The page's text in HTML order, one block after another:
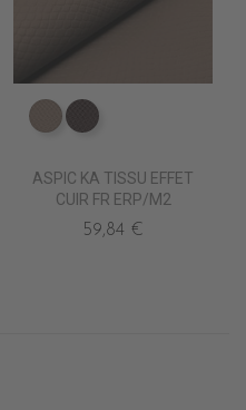
ED0500 TAUPE KA
ED0501 VIENNOIS
ASPIC KA TISSU EFFET
CUIR FR ERP/M2
59,84 €